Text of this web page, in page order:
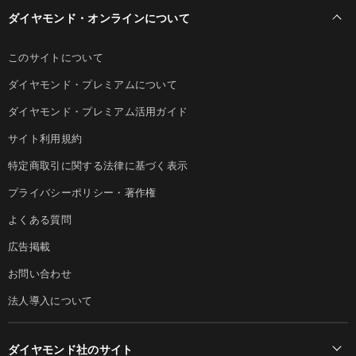
ダイヤモンド・オンラインについて
このサイトについて
ダイヤモンド・プレミアムについて
ダイヤモンド・プレミアム活用ガイド
サイト利用規約
特定商取引に関する法律に基づく表示
プライバシーポリシー・著作権
よくある質問
広告掲載
お問い合わせ
法人導入について
ダイヤモンド社のサイト